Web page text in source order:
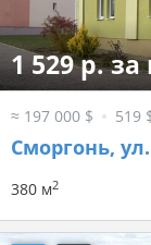
1 529 р.
≈ 197 000 $ 519
Сморгонь,
380 м2